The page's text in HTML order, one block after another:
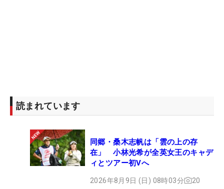
読まれています
同郷・桑木志帆は「雲の上の存
在」 小林光希が全英女王のキャデ
ィとツアー初Vへ
2026年8月9日 (日) 08時03分 20